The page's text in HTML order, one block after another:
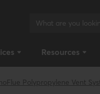
Resources
Polypropylene Vent